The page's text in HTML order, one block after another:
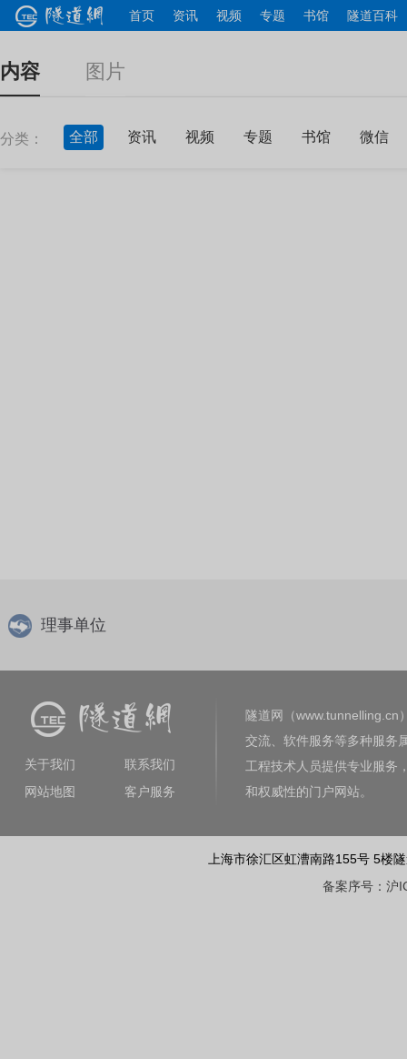
首页 资讯 视频 专题 书馆 隧道百科
内容 图片
分类： 全部 资讯 视频 专题 书馆 微信
理事单位
关于我们
联系我们
网站地图
客户服务
隧道网（www.tunnelling.cn
交流、软件服务等多种服务
工程技术人员提供专业服务
和权威性的门户网站。
上海市徐汇区虹漕南路155号 5楼
备案序号：沪